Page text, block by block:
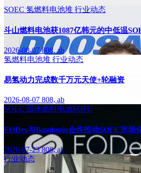
SOEC 氢燃料电池堆 行业动态
斗山燃料电池获1087亿韩元的中低温
2026-08-07808, ab
氢燃料电池堆 行业动态
易氢动力完成数千万元天使+轮融资
2026-08-07 808, ab
SOEC 固体燃料电池SOFC
EODev与Baudouin合作推动SOFC市场
2026-07-23808, ab
行业动态